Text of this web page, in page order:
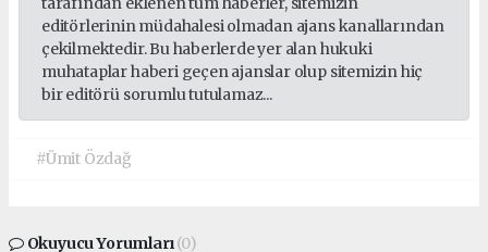
editörlerinin müdahalesi olmadan ajans kanallarından
çekilmektedir. Bu haberlerde yer alan hukuki
muhataplar haberi geçen ajanslar olup sitemizin hiç
bir editörü sorumlu tutulamaz...
#Ümit Özdağ
Okuyucu Yorumları(0)